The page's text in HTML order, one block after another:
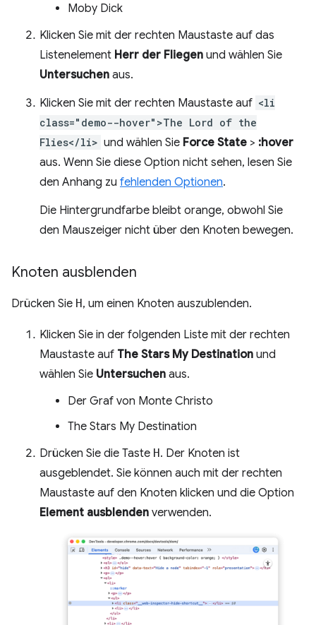
Moby Dick
Klicken Sie mit der rechten Maustaste auf das
Listenelement Herr der Fliegen und wählen Sie
Untersuchen aus.
Klicken Sie mit der rechten Maustaste auf <li
class="demo--hover">The Lord of the
Flies</li> und wählen Sie Force State > :hover
aus. Wenn Sie diese Option nicht sehen, lesen Sie
den Anhang zu fehlenden Optionen.
Die Hintergrundfarbe bleibt orange, obwohl Sie
den Mauszeiger nicht über den Knoten bewegen.
Knoten ausblenden
Drücken Sie H, um einen Knoten auszublenden.
Klicken Sie in der folgenden Liste mit der rechten
Maustaste auf The Stars My Destination und
wählen Sie Untersuchen aus.
Der Graf von Monte Christo
The Stars My Destination
Drücken Sie die Taste H. Der Knoten ist
ausgeblendet. Sie können auch mit der rechten
Maustaste auf den Knoten klicken und die Option
Element ausblenden verwenden.